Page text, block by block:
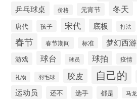
乒乓球桌 价格 元宵节 冬天
唐代
孩子 宋代 底板 打法
春节 春节期间 标准 梦幻西游
游戏 球台 球员 球拍 疫情
礼物 羽毛球 胶皮 自己的
运动员 还不 选手 都是 马龙